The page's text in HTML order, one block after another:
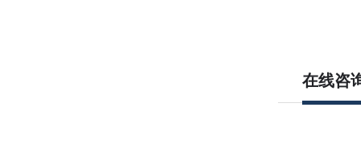
在线咨